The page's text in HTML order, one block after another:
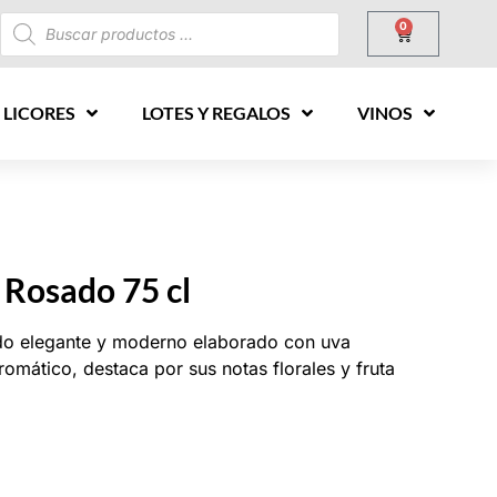
0
LOTES Y REGALOS VINOS
75 cl
elegante y moderno elaborado con uva
destaca por sus notas florales y fruta